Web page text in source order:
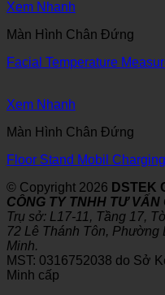
Xem Nhanh
Màn Hình Chân Đứng
Facial Temperature
Xem Nhanh
Màn Hình Chân Đứng
Floor Stand Mobil Charging
© Copyright 2026 DSTEK
CÔNG TY TNHH TƯ
Trụ sở: L17-11, Tầng 17,
72 Lê Thánh Tôn, Phường
Minh.
MST: 0316752038 do Sở
Minh cấp